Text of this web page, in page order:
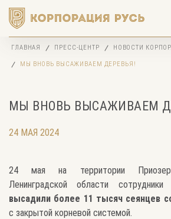
ГЛАВНАЯ ПРЕСС-ЦЕНТР НОВОСТИ
МЫ ВНОВЬ ВЫСАЖИВАЕМ ДЕРЕВЬЯ!
МЫ ВНОВЬ ВЫСАЖИВАЕМ
24 МАЯ 2024
24 мая на территории
Ленинградской области
высадили более 11 тысяч сеянцев
с закрытой корневой системой.